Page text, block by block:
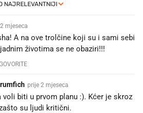
mjeseca
A na ove trolčine koji su i sami sebi
životima se ne obaziri!!!
prije 2 mjeseca
voli biti u prvom planu :). Kćer je skroz
su ljudi kritični.